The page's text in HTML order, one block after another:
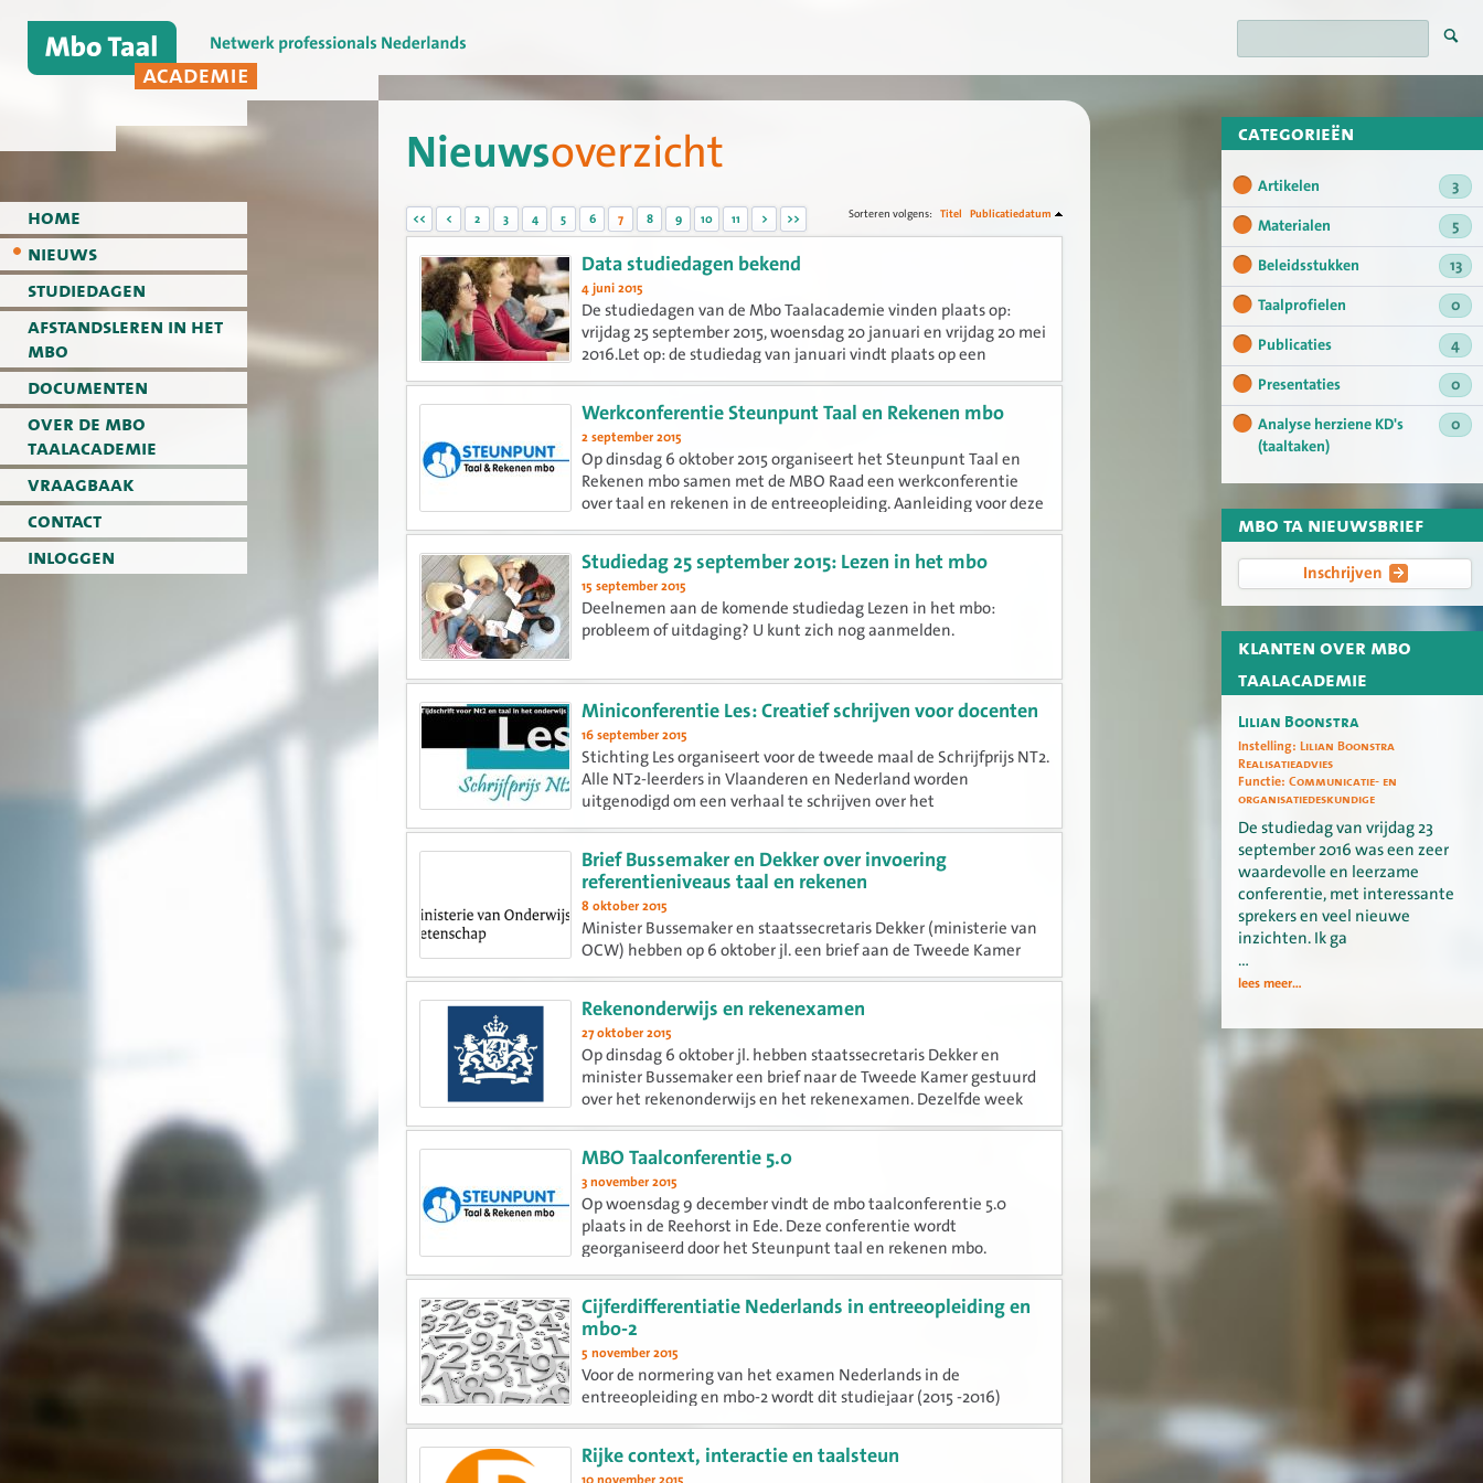
home
nieuws
studiedagen
afstandsleren in het
mbo
documenten
over de mbo
taalacademie
vraagbaak
contact
inloggen
categorieën
Artikelen
3
Materialen
5
Beleidsstukken
13
Taalprofielen
0
Publicaties
4
Presentaties
0
Analyse herziene KD's
(taaltaken)
0
mbo ta nieuwsbrief
Inschrijven
klanten over mbo
taalacademie
Lilian Boonstra
Instelling: Lilian Boonstra
Realisatieadvies
Functie: Communicatie- en
organisatiedeskundige
De studiedag van vrijdag 23
september 2016 was een zeer
waardevolle en leerzame
conferentie, met interessante
sprekers en veel nieuwe
inzichten. Ik ga
…
lees meer...
Nieuwsoverzicht
<< < 2 3 4 5 6 7 8 9 10 11 > >> Sorteren volgens: Titel Publicatiedatum
Data studiedagen bekend
4 juni 2015
De studiedagen van de Mbo Taalacademie vinden plaats op:
vrijdag 25 september 2015, woensdag 20 januari en vrijdag 20 mei
2016.Let op: de studiedag van januari vindt plaats op een
woensdag!
Werkconferentie Steunpunt Taal en Rekenen mbo
2 september 2015
Op dinsdag 6 oktober 2015 organiseert het Steunpunt Taal en
Rekenen mbo samen met de MBO Raad een werkconferentie
over taal en rekenen in de entreeopleiding. Aanleiding voor deze
werkconferentie is de invoering van de (gedeeltelijk) centrale...
Studiedag 25 september 2015: Lezen in het mbo
15 september 2015
Deelnemen aan de komende studiedag Lezen in het mbo:
probleem of uitdaging? U kunt zich nog aanmelden.
Miniconferentie Les: Creatief schrijven voor docenten
16 september 2015
Stichting Les organiseert voor de tweede maal de Schrijfprijs NT2.
Alle NT2-leerders in Vlaanderen en Nederland worden
uitgenodigd om een verhaal te schrijven over het
thema Ontmoeten, hoe mijn wereld veranderde... Als aftrap
wordt er voor docenten...
Brief Bussemaker en Dekker over invoering
referentieniveaus taal en rekenen
8 oktober 2015
Minister Bussemaker en staatssecretaris Dekker (ministerie van
OCW) hebben op 6 oktober jl. een brief aan de Tweede Kamer
gezonden over de invoering van de referentieniveaus bij taal en
rekenen. Een debat volgt.
Rekenonderwijs en rekenexamen
27 oktober 2015
Op dinsdag 6 oktober jl. hebben staatssecretaris Dekker en
minister Bussemaker een brief naar de Tweede Kamer gestuurd
over het rekenonderwijs en het rekenexamen. Dezelfde week
vond hierover een debat plaats in de Tweede Kamer. Tijdens het
MBO Taalconferentie 5.0
3 november 2015
Op woensdag 9 december vindt de mbo taalconferentie 5.0
plaats in de Reehorst in Ede. Deze conferentie wordt
georganiseerd door het Steunpunt taal en rekenen mbo.
Cijferdifferentiatie Nederlands in entreeopleiding en
mbo-2
5 november 2015
Voor de normering van het examen Nederlands in de
entreeopleiding en mbo-2 wordt dit studiejaar (2015 -2016)
cijferdifferentiatie ingevoerd. Op de website van het Steunpunt
taal en rekenen mbo is een document geplaatst waarin deze
aangekondigde...
Rijke context, interactie en taalsteun